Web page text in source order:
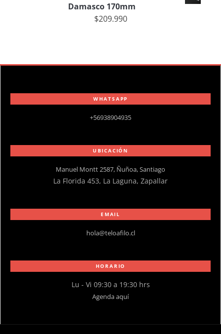
Damasco 170mm
$209.990
WHATSAPP
+56938904935
UBICACIÓN
Manuel Montt 2587, Ñuñoa, Santiago
La Florida 453, La Laguna, Zapallar
EMAIL
hola@teloafilo.cl
HORARIO
Lu - Vi 09:30 a 19:30 hrs
Agenda aquí